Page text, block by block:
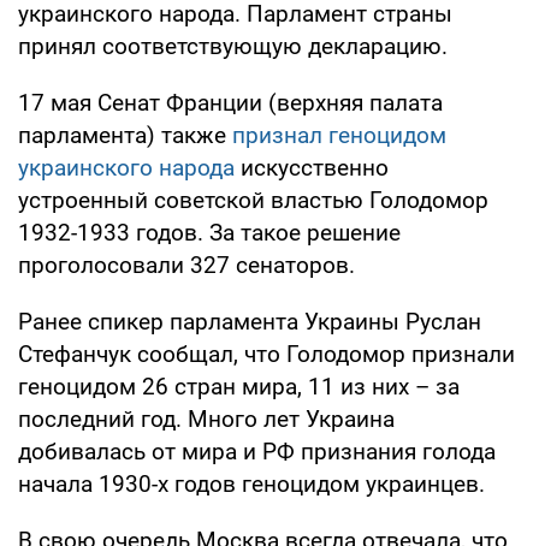
украинского народа. Парламент страны
принял соответствующую декларацию.
17 мая Сенат Франции (верхняя палата
парламента) также признал геноцидом
украинского народа искусственно
устроенный советской властью Голодомор
1932-1933 годов. За такое решение
проголосовали 327 сенаторов.
Ранее спикер парламента Украины Руслан
Стефанчук сообщал, что Голодомор признали
геноцидом 26 стран мира, 11 из них – за
последний год. Много лет Украина
добивалась от мира и РФ признания голода
начала 1930-х годов геноцидом украинцев.
В свою очередь Москва всегда отвечала, что